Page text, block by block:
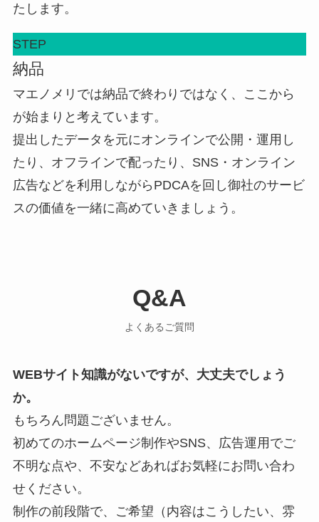
たします。
STEP
納品
マエノメリでは納品で終わりではなく、ここから
が始まりと考えています。
提出したデータを元にオンラインで公開・運用し
たり、オフラインで配ったり、SNS・オンライン
広告などを利用しながらPDCAを回し御社のサービ
スの価値を一緒に高めていきましょう。
Q&A
よくあるご質問
WEBサイト知識がないですが、大丈夫でしょう
か。
もちろん問題ございません。
初めてのホームページ制作やSNS、広告運用でご
不明な点や、不安などあればお気軽にお問い合わ
せください。
制作の前段階で、ご希望（内容はこうしたい、雰